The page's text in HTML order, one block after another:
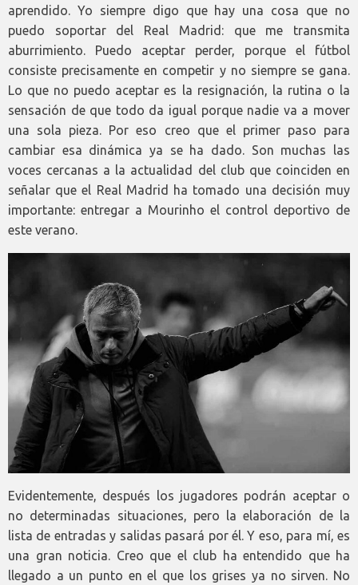
aprendido. Yo siempre digo que hay una cosa que no
puedo soportar del Real Madrid: que me transmita
aburrimiento. Puedo aceptar perder, porque el fútbol
consiste precisamente en competir y no siempre se gana.
Lo que no puedo aceptar es la resignación, la rutina o la
sensación de que todo da igual porque nadie va a mover
una sola pieza. Por eso creo que el primer paso para
cambiar esa dinámica ya se ha dado. Son muchas las
voces cercanas a la actualidad del club que coinciden en
señalar que el Real Madrid ha tomado una decisión muy
importante: entregar a Mourinho el control deportivo de
este verano.
Evidentemente, después los jugadores podrán aceptar o
no determinadas situaciones, pero la elaboración de la
lista de entradas y salidas pasará por él. Y eso, para mí, es
una gran noticia. Creo que el club ha entendido que ha
llegado a un punto en el que los grises ya no sirven. No